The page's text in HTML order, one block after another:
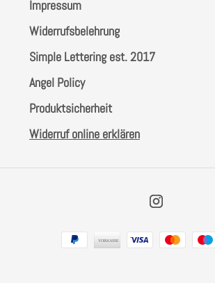
Impressum
Widerrufsbelehrung
Simple Lettering est. 2017
Angel Policy
Produktsicherheit
Widerruf online erklären
Zahlungsarten